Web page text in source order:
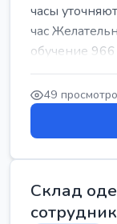
часы
час
обучение
49
Склад